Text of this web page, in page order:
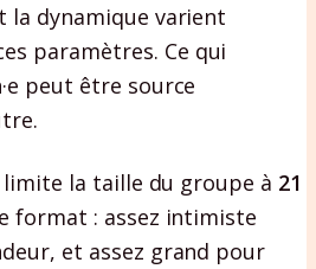
la dynamique varient
paramètres. Ce qui
peut être source
la taille du groupe à 21
format : assez intimiste
et assez grand pour